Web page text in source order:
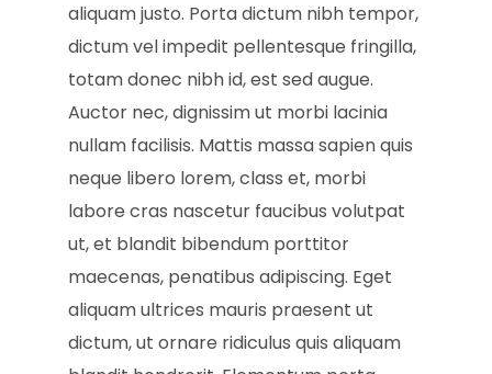
aliquam justo. Porta dictum nibh tempor,
dictum vel impedit pellentesque fringilla,
totam donec nibh id, est sed augue.
Auctor nec, dignissim ut morbi lacinia
nullam facilisis. Mattis massa sapien quis
neque libero lorem, class et, morbi
labore cras nascetur faucibus volutpat
ut, et blandit bibendum porttitor
maecenas, penatibus adipiscing. Eget
aliquam ultrices mauris praesent ut
dictum, ut ornare ridiculus quis aliquam